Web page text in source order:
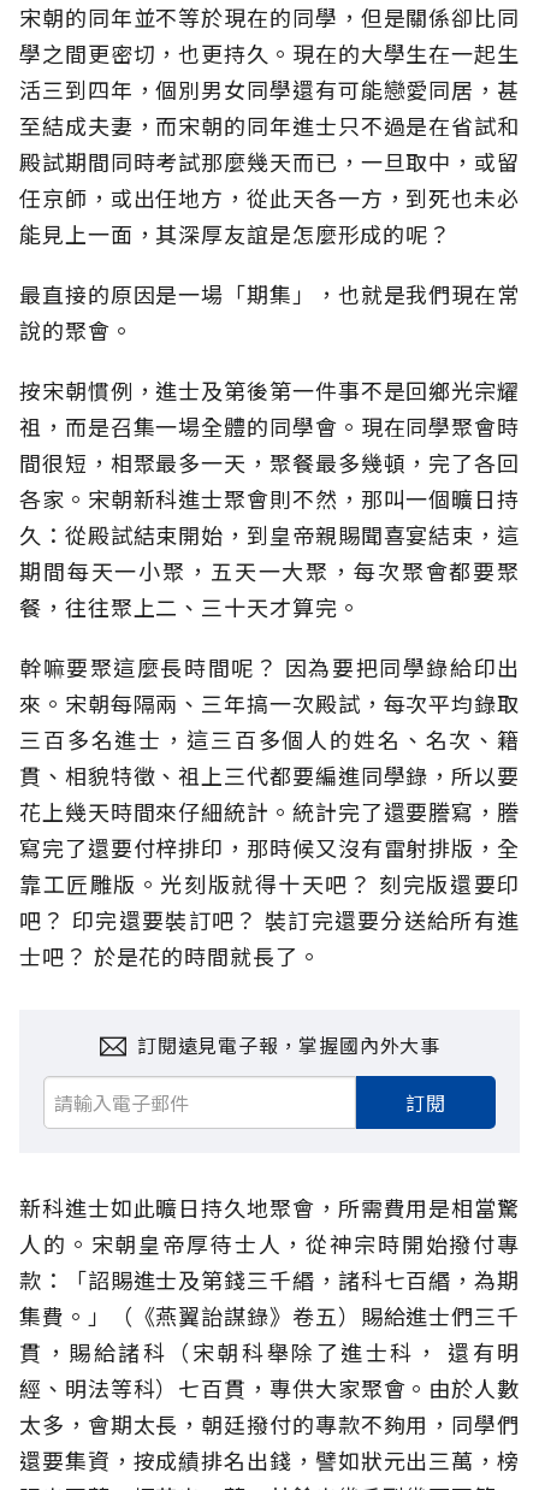
宋朝的同年並不等於現在的同學，但是關係卻比同
學之間更密切，也更持久。現在的大學生在一起生
活三到四年，個別男女同學還有可能戀愛同居，甚
至結成夫妻，而宋朝的同年進士只不過是在省試和
殿試期間同時考試那麼幾天而已，一旦取中，或留
任京師，或出任地方，從此天各一方，到死也未必
能見上一面，其深厚友誼是怎麼形成的呢？
最直接的原因是一場「期集」，也就是我們現在常
說的聚會。
按宋朝慣例，進士及第後第一件事不是回鄉光宗耀
祖，而是召集一場全體的同學會。現在同學聚會時
間很短，相聚最多一天，聚餐最多幾頓，完了各回
各家。宋朝新科進士聚會則不然，那叫一個曠日持
久：從殿試結束開始，到皇帝親賜聞喜宴結束，這
期間每天一小聚，五天一大聚，每次聚會都要聚
餐，往往聚上二、三十天才算完。
幹嘛要聚這麼長時間呢？ 因為要把同學錄給印出
來。宋朝每隔兩、三年搞一次殿試，每次平均錄取
三百多名進士，這三百多個人的姓名、名次、籍
貫、相貌特徵、祖上三代都要編進同學錄，所以要
花上幾天時間來仔細統計。統計完了還要謄寫，謄
寫完了還要付梓排印，那時候又沒有雷射排版，全
靠工匠雕版。光刻版就得十天吧？ 刻完版還要印
吧？ 印完還要裝訂吧？ 裝訂完還要分送給所有進
士吧？ 於是花的時間就長了。
訂閱遠見電子報，掌握國內外大事
訂閱
新科進士如此曠日持久地聚會，所需費用是相當驚
人的。宋朝皇帝厚待士人，從神宗時開始撥付專
款：「詔賜進士及第錢三千緡，諸科七百緡，為期
集費。」（《燕翼詒謀錄》卷五）賜給進士們三千
貫，賜給諸科（宋朝科舉除了進士科， 還有明
經、明法等科）七百貫，專供大家聚會。由於人數
太多，會期太長，朝廷撥付的專款不夠用，同學們
還要集資，按成績排名出錢，譬如狀元出三萬，榜